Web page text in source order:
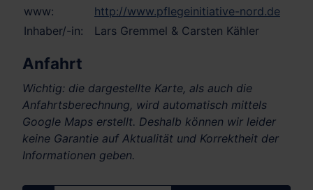
www:
http://www.pflegeinitiative-nord.de
Inhaber/-in:
Lars Gremmel & Carsten Kähler
Anfahrt
Wichtig: die dargestellte Karte, als auch die
Anfahrtsberechnung, wird automatisch mittels
Google Maps erstellt. Deshalb können wir leider
keine Garantie auf Aktualität und Korrektheit der
Informationen geben.